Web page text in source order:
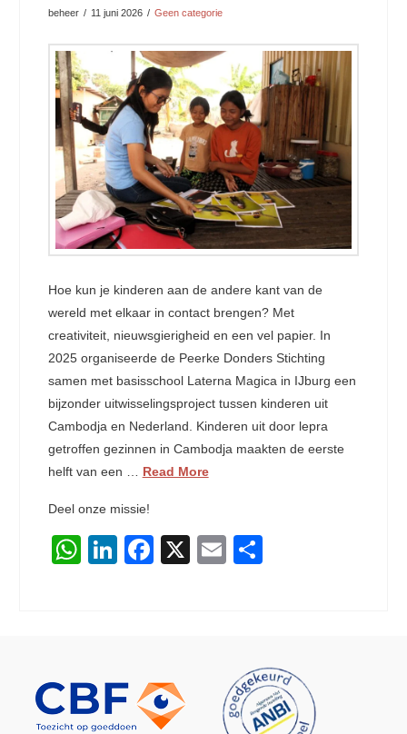
beheer 11 juni 2026 Geen categorie
Hoe kun je kinderen aan de andere kant van de
wereld met elkaar in contact brengen? Met
creativiteit, nieuwsgierigheid en een vel papier. In
2025 organiseerde de Peerke Donders Stichting
samen met basisschool Laterna Magica in IJburg een
bijzonder uitwisselingsproject tussen kinderen uit
Cambodja en Nederland. Kinderen uit door lepra
getroffen gezinnen in Cambodja maakten de eerste
helft van een … Read More
Deel onze missie!
WhatsApp
LinkedIn
Facebook
X Email